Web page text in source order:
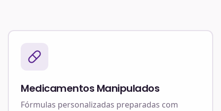
Medicamentos Manipulados
Fórmulas personalizadas preparadas com